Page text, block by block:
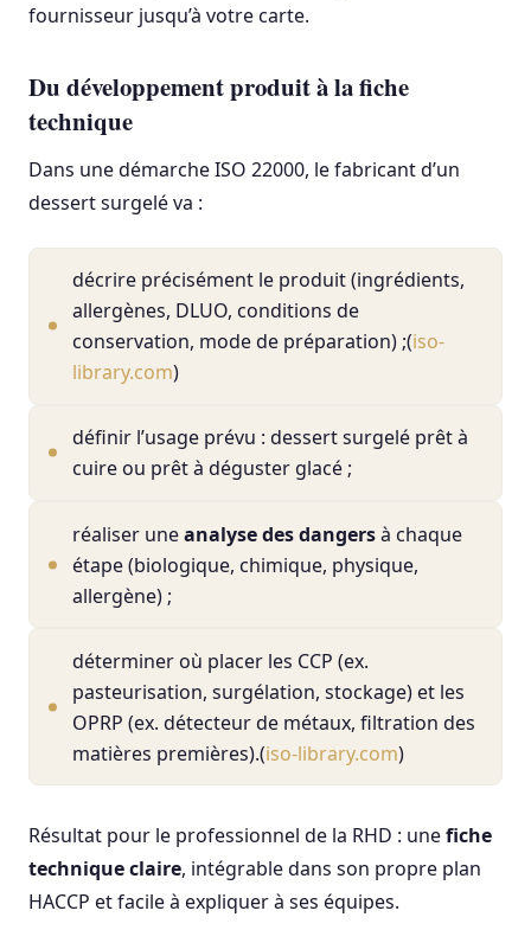
fournisseur jusqu’à votre carte.
Du développement produit à la fiche
technique
Dans une démarche ISO 22000, le fabricant d’un
dessert surgelé va :
décrire précisément le produit (ingrédients,
allergènes, DLUO, conditions de
conservation, mode de préparation) ;(iso-
library.com)
définir l’usage prévu : dessert surgelé prêt à
cuire ou prêt à déguster glacé ;
réaliser uneanalyse des dangersà chaque
étape (biologique, chimique, physique,
allergène) ;
déterminer où placer les CCP (ex.
pasteurisation, surgélation, stockage) et les
OPRP (ex. détecteur de métaux, filtration des
matières premières).(iso-library.com)
Résultat pour le professionnel de la RHD : unefiche
technique claire, intégrable dans son propre plan
HACCP et facile à expliquer à ses équipes.